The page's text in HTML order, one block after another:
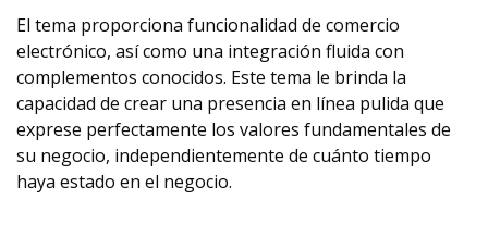
El tema proporciona funcionalidad de comercio
electrónico, así como una integración fluida con
complementos conocidos. Este tema le brinda la
capacidad de crear una presencia en línea pulida que
exprese perfectamente los valores fundamentales de
su negocio, independientemente de cuánto tiempo
haya estado en el negocio.